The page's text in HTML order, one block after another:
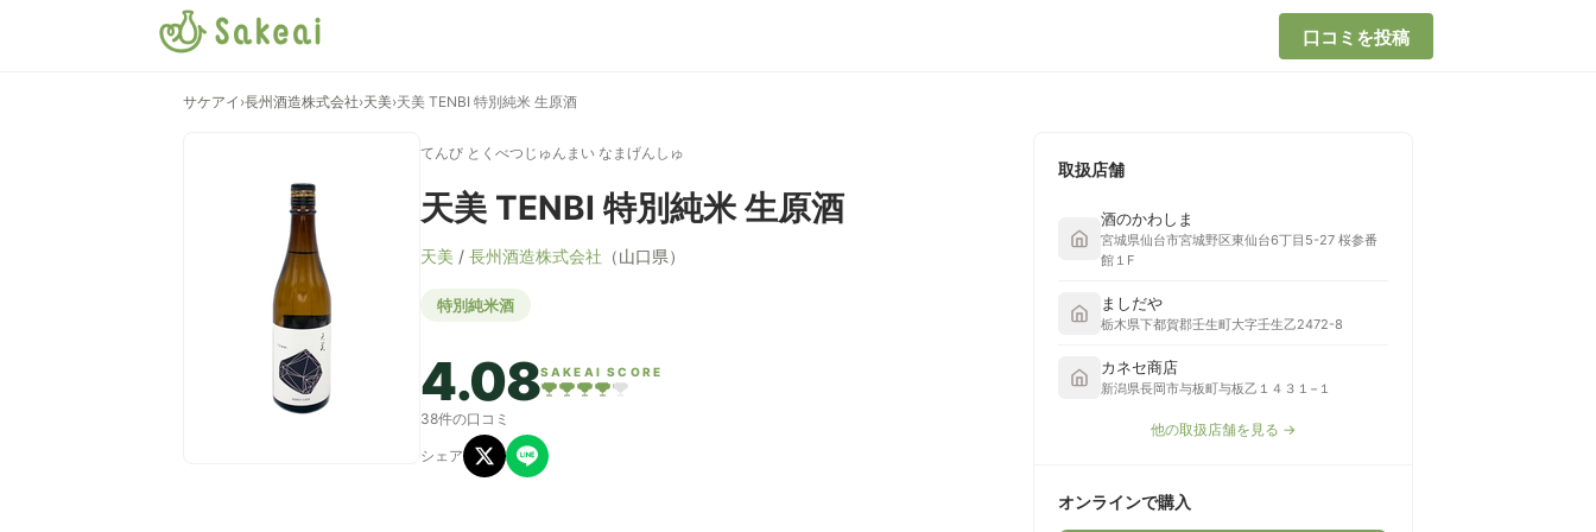
口コミを投稿
サケアイ ›長州酒造株式会社›天美›天美 TENBI 特別純米 生原酒
てんび とくべつじゅんまい なまげんしゅ
天美 TENBI 特別純米 生原酒
天美 / 長州酒造株式会社 （山口県）
特別純米酒
4.08SAKEAI SCORE
38件の口コミ
シェア
取扱店舗
酒のかわしま
宮城県仙台市宮城野区東仙台6丁目5-27 桜参番
館１F
ましだや
栃木県下都賀郡壬生町大字壬生乙2472-8
カネセ商店
新潟県長岡市与板町与板乙１４３１−１
他の取扱店舗を見る →
オンラインで購入